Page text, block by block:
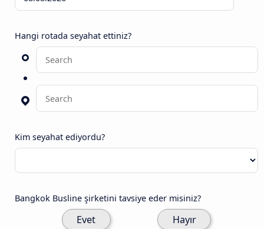
Hangi rotada seyahat ettiniz?
Kim seyahat ediyordu?
Bangkok Busline şirketini tavsiye eder misiniz?
Evet Hayır